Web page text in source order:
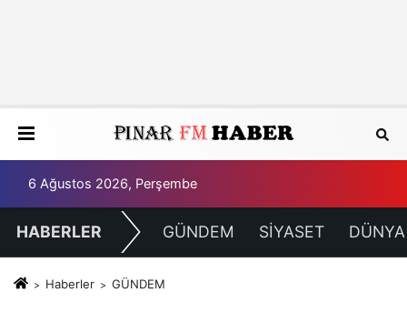
6 Ağustos 2026, Perşembe
HABERLER GÜNDEM SİYASET DÜNYA
Haberler GÜNDEM